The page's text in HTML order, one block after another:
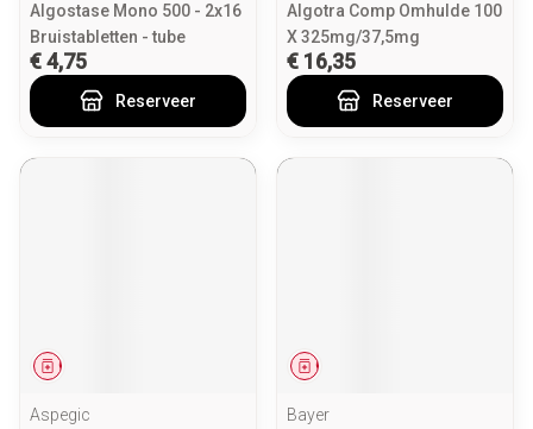
Algostase Mono 500 - 2x16
Bruistabletten - tube
€ 4,75
Reserveer
Algotra Comp Omhulde 100
X 325mg/37,5mg
€ 16,35
Reserveer
Geneesmiddel
Aspegic
Geneesmiddel
Bayer